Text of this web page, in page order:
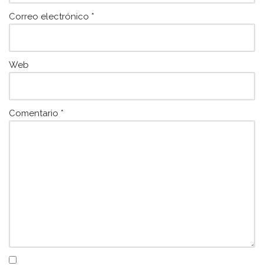
Correo electrónico *
Web
Comentario *